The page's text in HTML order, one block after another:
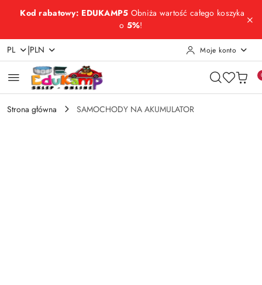
Przejdź do treści głównej
Przejdź do wyszukiwarki
Przejdź do moje konto
Przejdź do menu głównego
Przejdź do opisu produktu
Przejdź do stopki
Kod rabatowy: EDUKAMP5 Obniża wartość całego koszyka
o 5%!
PL |PLN Moje konto
Strona główna SAMOCHODY NA AKUMULATOR